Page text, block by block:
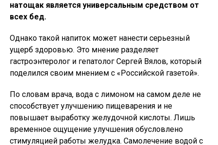
натощак является универсальным средством от
всех бед.
Однако такой напиток может нанести серьезный
ущерб здоровью. Это мнение разделяет
гастроэнтеролог и гепатолог Сергей Вялов, который
поделился своим мнением с «Российской газетой».
По словам врача, вода с лимоном на самом деле не
способствует улучшению пищеварения и не
повышает выработку желудочной кислоты. Лишь
временное ощущение улучшения обусловлено
стимуляцией работы желудка. Самолечение водой с